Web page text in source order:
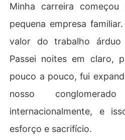
Minha carreira
pequena empresa
valor do trabalho árduo
Passei noites em claro,
pouco a pouco, fui
nosso
internacionalmente, e
esforço e sacrifício.